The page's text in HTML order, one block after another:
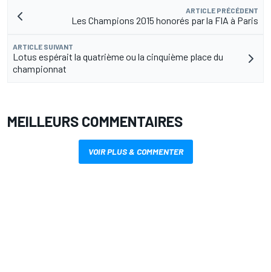
ARTICLE PRÉCÉDENT
Les Champions 2015 honorés par la FIA à Paris
ARTICLE SUIVANT
Lotus espérait la quatrième ou la cinquième place du
championnat
MEILLEURS COMMENTAIRES
VOIR PLUS & COMMENTER